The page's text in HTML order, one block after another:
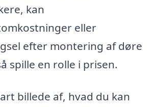
kan
eller
efter montering af døre
spille en rolle i prisen.
billede af, hvad du kan